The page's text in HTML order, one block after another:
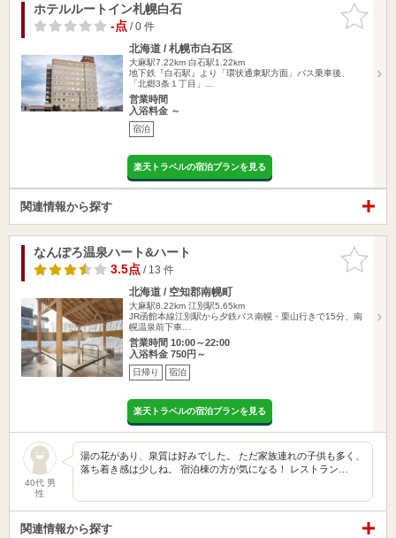
お気に入
りに追加
ホテルルートイン札幌白石
-点/ 0 件
北海道 / 札幌市白石区
大麻駅7.22km 白石駅1.22km
地下鉄『白石駅』より「環状通東駅方面」バス乗車後、
「北郷3条１丁目」…
営業時間
入浴料金 ～
宿泊
楽天トラベルの宿泊プランを見る
関連情報から探す
お気に入
りに追加
なんぽろ温泉ハート&ハート
3.5点/ 13 件
北海道 / 空知郡南幌町
大麻駅8.22km 江別駅5.65km
JR函館本線江別駅から夕鉄バス南幌・栗山行きで15分、南
幌温泉前下車…
営業時間 10:00～22:00
入浴料金 750円～
日帰り 宿泊
楽天トラベルの宿泊プランを見る
40代 男
性
湯の花があり、泉質は好みでした。 ただ家族連れの子供も多く、
落ち着き感は少しね。 宿泊棟の方が気になる！ レストラン…
関連情報から探す